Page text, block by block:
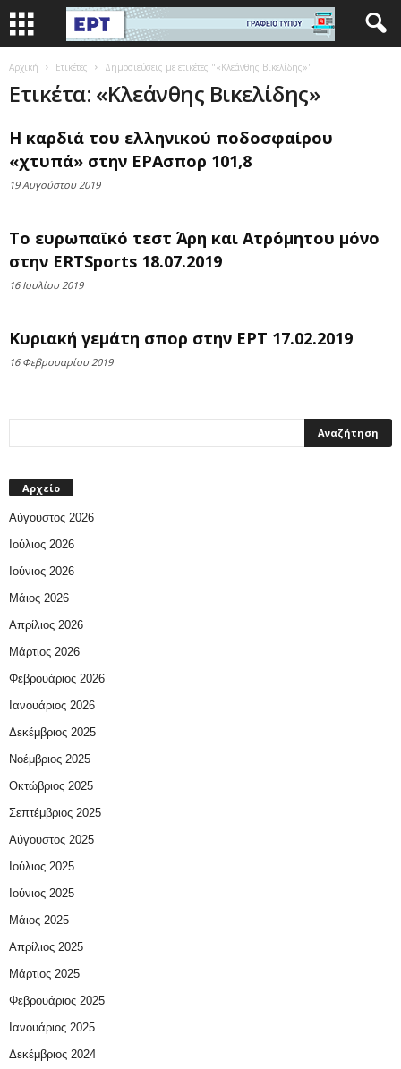
Αρχική Ετικέτες Δημοσιεύσεις με ετικέτες "«Κλεάνθης Βικελίδης»"
Ετικέτα: «Κλεάνθης Βικελίδης»
Η καρδιά του ελληνικού ποδοσφαίρου
«χτυπά» στην ΕΡΑσπορ 101,8
19 Αυγούστου 2019
Το ευρωπαϊκό τεστ Άρη και Ατρόμητου μόνο
στην ERTSports 18.07.2019
16 Ιουλίου 2019
Κυριακή γεμάτη σπορ στην ΕΡΤ 17.02.2019
16 Φεβρουαρίου 2019
Αρχείο
Αύγουστος 2026
Ιούλιος 2026
Ιούνιος 2026
Μάιος 2026
Απρίλιος 2026
Μάρτιος 2026
Φεβρουάριος 2026
Ιανουάριος 2026
Δεκέμβριος 2025
Νοέμβριος 2025
Οκτώβριος 2025
Σεπτέμβριος 2025
Αύγουστος 2025
Ιούλιος 2025
Ιούνιος 2025
Μάιος 2025
Απρίλιος 2025
Μάρτιος 2025
Φεβρουάριος 2025
Ιανουάριος 2025
Δεκέμβριος 2024